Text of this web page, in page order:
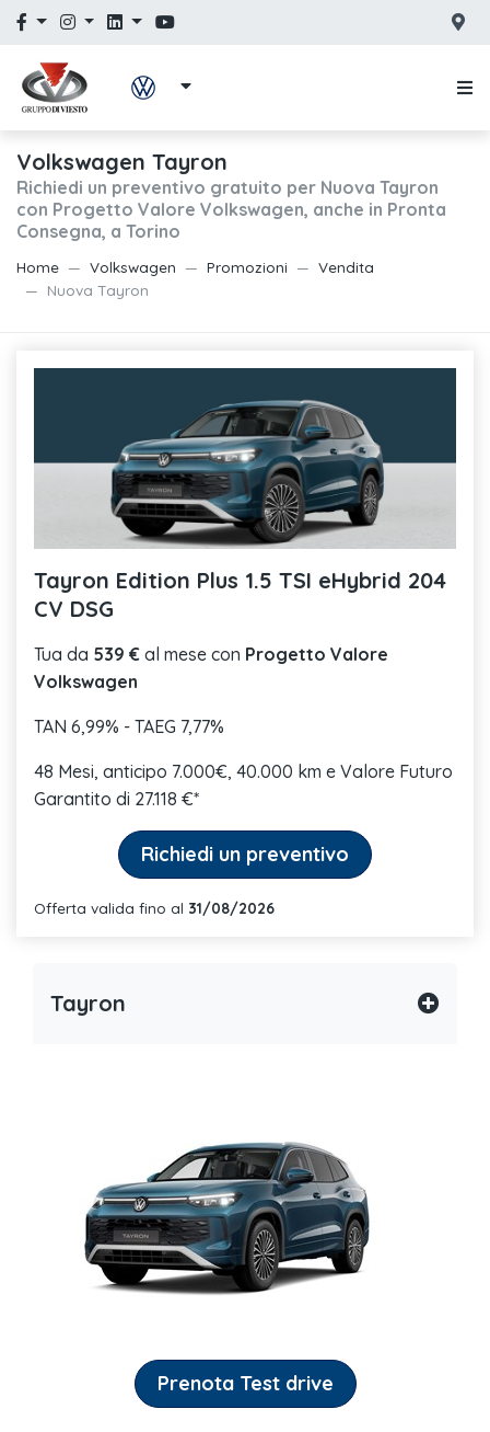
Volkswagen Tayron
Richiedi un preventivo gratuito per Nuova Tayron
con Progetto Valore Volkswagen, anche in Pronta
Consegna, a Torino
Home Volkswagen Promozioni
Vendita
Nuova Tayron
Tayron Edition Plus 1.5 TSI eHybrid 204
CV DSG
Tua da 539 € al mese con Progetto Valore
Volkswagen
TAN 6,99% - TAEG 7,77%
48 Mesi, anticipo 7.000€, 40.000 km e Valore Futuro
Garantito di 27.118 €*
Richiedi un preventivo
Offerta valida fino al 31/08/2026
Tayron
Prenota Test drive